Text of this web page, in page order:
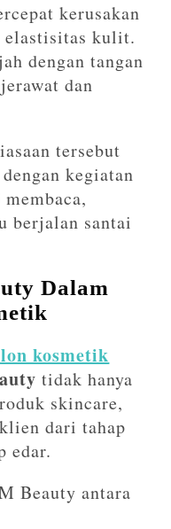
kerusakan
elastisitas kulit.
dengan tangan
dan
tersebut
kegiatan
berjalan santai
Dalam
kosmetik
tidak hanya
skincare,
dari tahap
edar.
Beauty antara